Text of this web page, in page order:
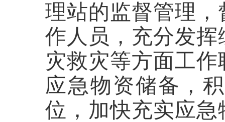
理站的监督管理，
作人员，充分发
灾救灾等方面工作
应急物资储备，
位，加快充实应